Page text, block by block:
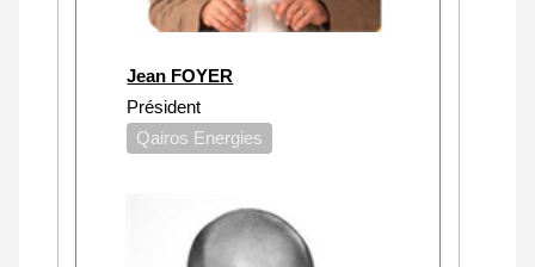
Jean FOYER
Président
Qairos Energies